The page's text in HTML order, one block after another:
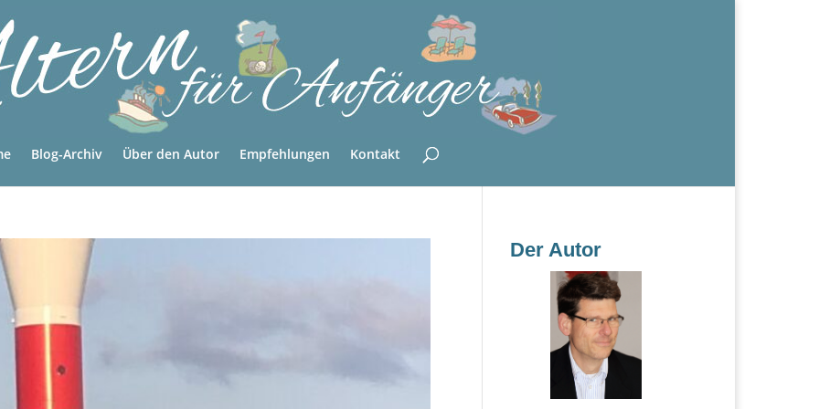
Blog-Archiv Über den Autor Empfehlungen Kontakt
Der Autor